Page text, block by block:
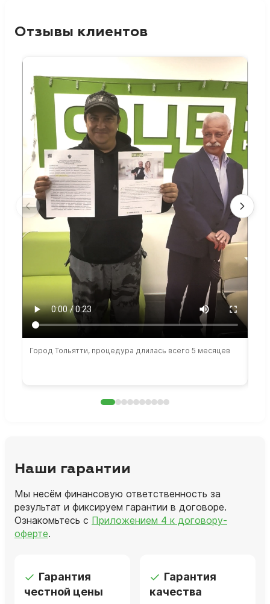
Отзывы клиентов
Город Тольятти, процедура длилась всего 5 месяцев
Наши гарантии
Мы несём финансовую ответственность за
результат и фиксируем гарантии в договоре.
Ознакомьтесь с Приложением 4 к договору-
оферте.
Гарантия
честной цены
Гарантия
качества